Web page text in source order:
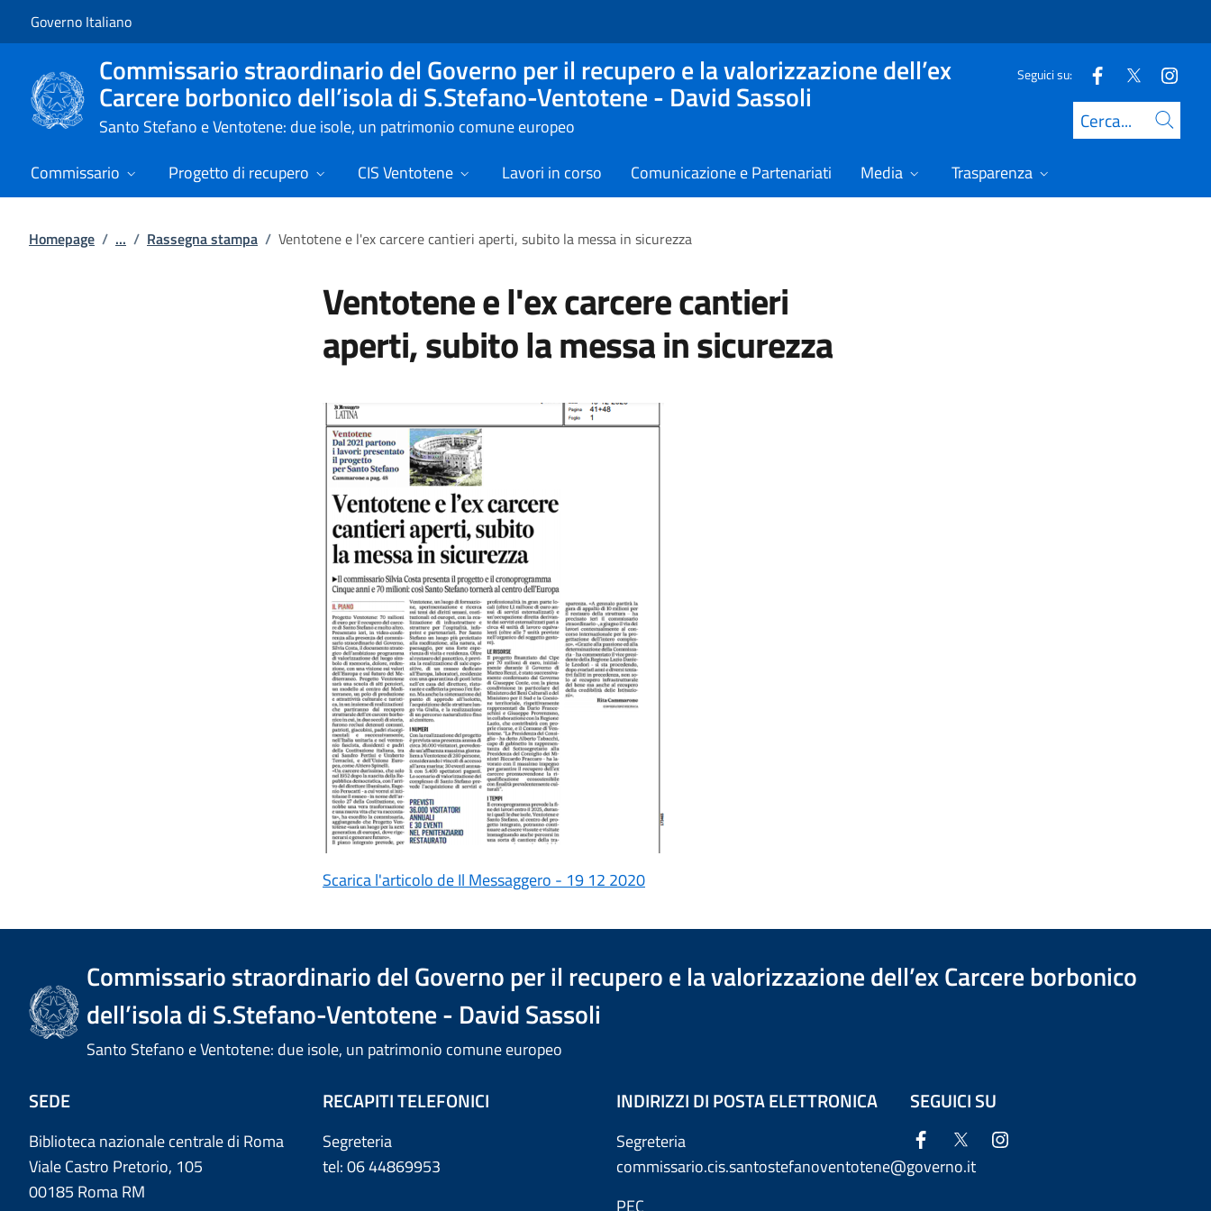
Governo Italiano
Commissario straordinario del Governo per il recupero e la valorizzazione dell’ex
Carcere borbonico dell’isola di S.Stefano-Ventotene - David Sassoli
Santo Stefano e Ventotene: due isole, un patrimonio comune europeo
Seguici su:
Cerca
Commissario Progetto di recupero CIS Ventotene Lavori in corso Comunicazione e Partenariati Media Trasparenza
Homepage / ... / Rassegna stampa / Ventotene e l'ex carcere cantieri aperti, subito la messa in sicurezza
Ventotene e l'ex carcere cantieri
aperti, subito la messa in sicurezza
Scarica l'articolo de Il Messaggero - 19 12 2020
Commissario straordinario del Governo per il recupero e la valorizzazione dell’ex Carcere borbonico
dell’isola di S.Stefano-Ventotene - David Sassoli
Santo Stefano e Ventotene: due isole, un patrimonio comune europeo
SEDE
Biblioteca nazionale centrale di Roma
Viale Castro Pretorio, 105
00185 Roma RM
RECAPITI TELEFONICI
Segreteria
tel: 06 44869953
INDIRIZZI DI POSTA ELETTRONICA
Segreteria
commissario.cis.santostefanoventotene@governo.it
PEC
SEGUICI SU